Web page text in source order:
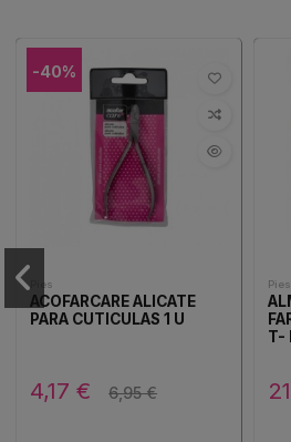
-40%
Pies
ACOFARCARE ALICATE
PARA CUTICULAS 1 U
4,17 € 6,95 €
Pies
T-